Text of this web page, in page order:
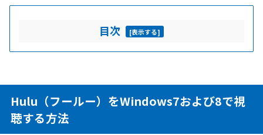
目次 [表示する]
Hulu（フールー）をWindows7および8で視
聴する方法